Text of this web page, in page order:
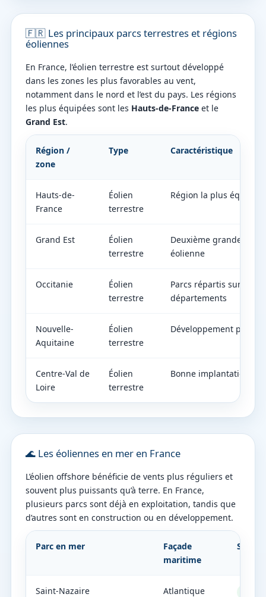
🇫🇷 Les principaux parcs terrestres et régions
éoliennes
En France, l’éolien terrestre est surtout développé
dans les zones les plus favorables au vent,
notamment dans le nord et l’est du pays. Les régions
les plus équipées sont les Hauts-de-Franceet le
Grand Est.
Région /
zone
Type Caractéristique
Hauts-de-
France
Éolien
terrestre
Région la plus équipée
Grand Est
Éolien
terrestre
Deuxième grande
éolienne
Occitanie
Éolien
terrestre
Parcs répartis sur
départements
Nouvelle-
Aquitaine
Éolien
terrestre
Développement
Centre-Val de
Loire
Éolien
terrestre
Bonne implantation
🌊 Les éoliennes en mer en France
L’éolien offshore bénéficie de vents plus réguliers et
souvent plus puissants qu’à terre. En France,
plusieurs parcs sont déjà en exploitation, tandis que
d’autres sont en construction ou en développement.
Parc en mer
Façade
maritime
Statut
Saint-Nazaire Atlantique